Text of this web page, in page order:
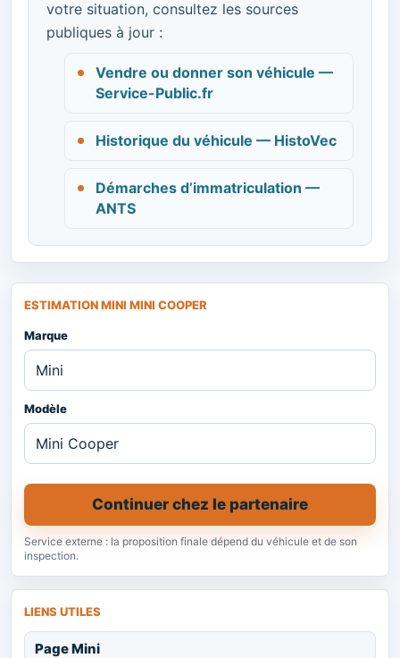
votre situation, consultez les sources
publiques à jour :
Vendre ou donner son véhicule —
Service-Public.fr
Historique du véhicule — HistoVec
Démarches d’immatriculation —
ANTS
ESTIMATION MINI MINI COOPER
Marque
Modèle
Continuer chez le partenaire
Service externe : la proposition finale dépend du véhicule et de son
inspection.
LIENS UTILES
Page Mini